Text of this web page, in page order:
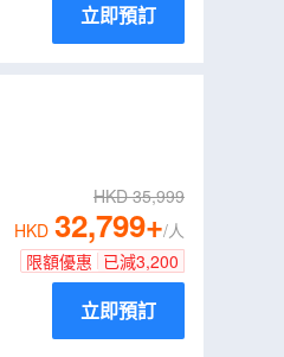
立即預訂
HKD35,999
HKD 32,799+/人
限額優惠 已減3,200
立即預訂